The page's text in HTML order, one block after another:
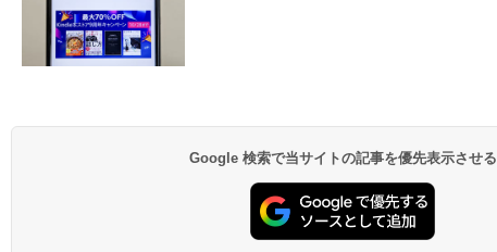
Google 検索で当サイトの記事を優先表示させる